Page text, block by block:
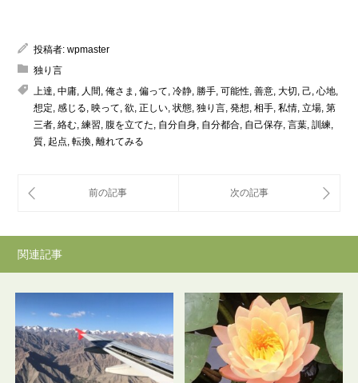
投稿者: wpmaster
独り言
上達, 中庸, 人間, 俺さま , 偏って, 冷静, 勝手, 可能性, 善意, 大切, 己, 心地,
想定, 感じる, 映って, 欲, 正しい, 状態, 独り言, 発想, 相手, 私情, 立場, 第
三者, 絡む, 練習, 腹を立てた, 自分自身, 自分都合, 自己保存, 言葉, 訓練,
質, 起点, 転換, 離れてみる
関連記事